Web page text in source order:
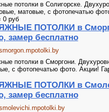
потолки в Солигорске.
матовые, с фотопечатью
0 руб
ПОТОЛКИ в
замер бесплатно
потолки в Сморгони.
с фотопечатью фото. Акции!
ПОТОЛКИ в
замер бесплатно